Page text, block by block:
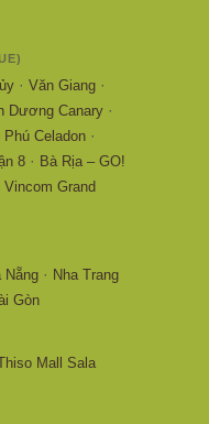
· Văn Giang ·
Dương Canary ·
Phú Celadon ·
8 · Bà Rịa – GO!
Grand
Nẵng · Nha Trang
Gòn
Mall Sala